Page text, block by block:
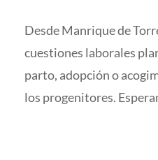
Desde Manrique de
cuestiones laborales
parto, adopción o
los progenitores.